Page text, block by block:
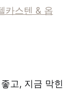
카스텐 & 옵
고, 지금 막힌